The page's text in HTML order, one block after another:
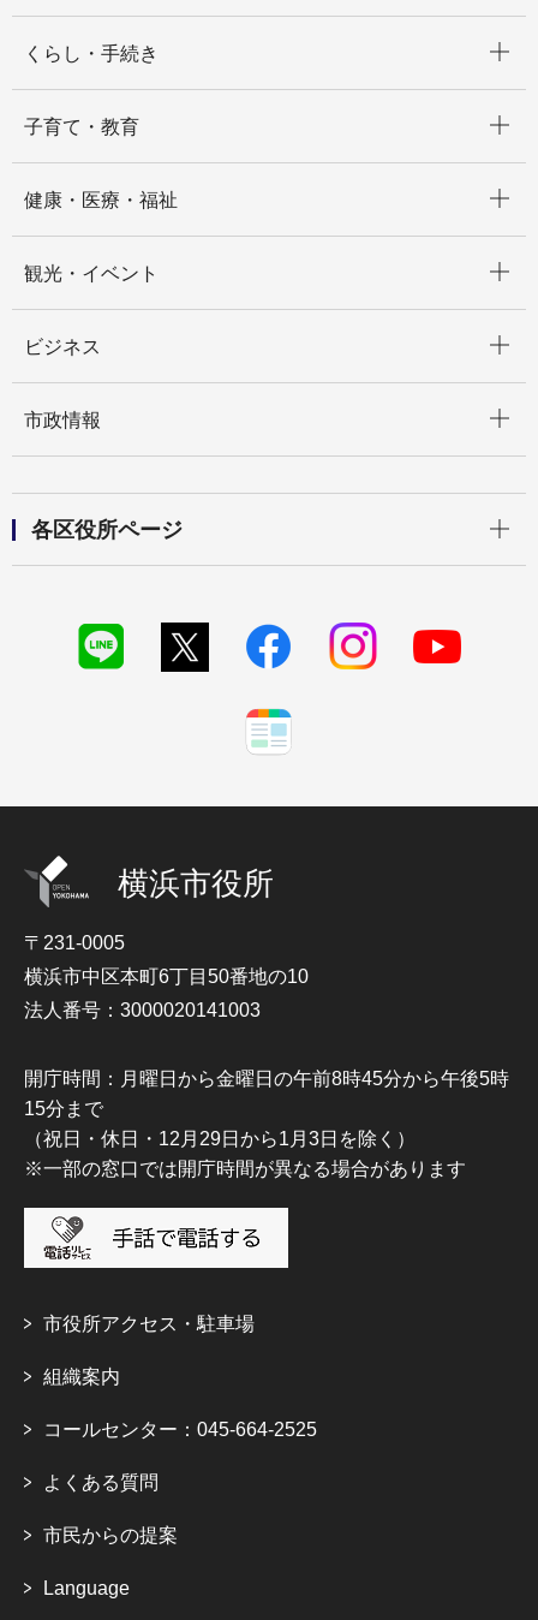
くらし・手続き
子育て・教育
健康・医療・福祉
観光・イベント
ビジネス
市政情報
各区役所ページ
横浜市役所
〒231-0005
横浜市中区本町6丁目50番地の10
法人番号：3000020141003
開庁時間：月曜日から金曜日の午前8時45分から午後5時
15分まで
（祝日・休日・12月29日から1月3日を除く）
※一部の窓口では開庁時間が異なる場合があります
市役所アクセス・駐車場
組織案内
コールセンター：045-664-2525
よくある質問
市民からの提案
Language